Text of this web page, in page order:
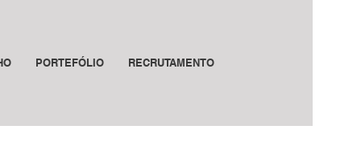
PORTEFÓLIO RECRUTAMENTO